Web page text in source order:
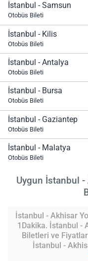
İstanbul - Samsun
Otobüs Bileti
İstanbul - Kilis
Otobüs Bileti
İstanbul - Antalya
Otobüs Bileti
İstanbul - Bursa
Otobüs Bileti
İstanbul - Gaziantep
Otobüs Bileti
İstanbul - Malatya
Otobüs Bileti
Uygun İstanbul
İstanbul - Akhisar
1Dakika. İstanbul -
Biletleri ve
İstanbul -